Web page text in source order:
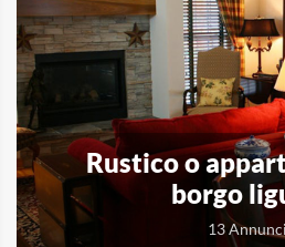
Rustico o
borgo
13 Annunci